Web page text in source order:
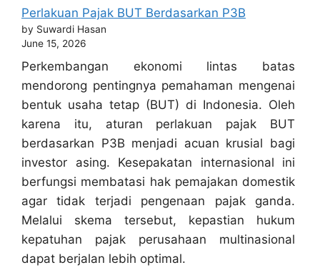
Perlakuan Pajak BUT Berdasarkan P3B
by Suwardi Hasan
June 15, 2026
Perkembangan ekonomi lintas batas
mendorong pentingnya pemahaman mengenai
bentuk usaha tetap (BUT) di Indonesia. Oleh
karena itu, aturan perlakuan pajak BUT
berdasarkan P3B menjadi acuan krusial bagi
investor asing. Kesepakatan internasional ini
berfungsi membatasi hak pemajakan domestik
agar tidak terjadi pengenaan pajak ganda.
Melalui skema tersebut, kepastian hukum
kepatuhan pajak perusahaan multinasional
dapat berjalan lebih optimal.